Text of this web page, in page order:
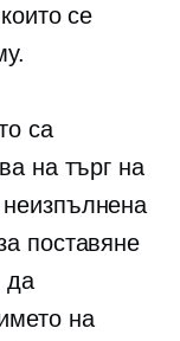
се
са
на търг на
поставяне
да
на